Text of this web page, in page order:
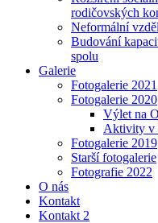
rodičovských
Neformální
Budování
spolu
Galerie
Fotogalerie 2021
Fotogalerie 2020
Výlet na
Aktivity v
Fotogalerie 2019
Starší fotogalerie
Fotografie 2022
O nás
Kontakt
Kontakt 2